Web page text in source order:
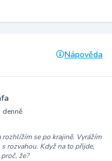
Nápověda
denně
se po krajině. Vyrážím
rozvahou. Když na to přijde,
že?